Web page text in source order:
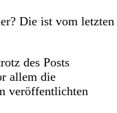
Die ist vom letzten
des Posts
allem die
veröffentlichten